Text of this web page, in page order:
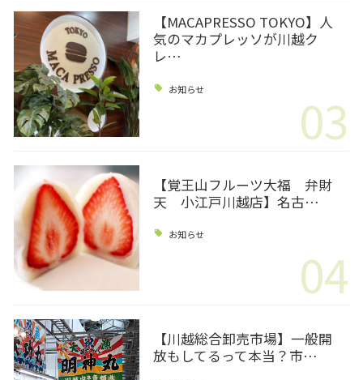
【MACAPRESSO TOKYO】人
気のマカプレッソが川越ク
レ…
お知らせ 03
【覚王山フルーツ大福 弁財
天 小江戸川越店】名古…
お知らせ
04
【川越総合卸売市場】一般開
放もしてるって本当？市…